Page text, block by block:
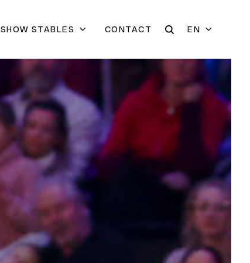
SHOW STABLES CONTACT EN